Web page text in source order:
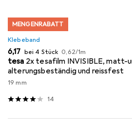
MENGENRABATT
Klebeband
EUR
6,17 bei 4 Stück EUR
0,62/1m
tesa 2x tesafilm INVISIBLE, matt-
alterungsbeständig und reissfest
19 mm
14